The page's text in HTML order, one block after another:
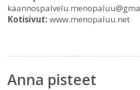
Kotisivut: www.menopaluu.net
Anna pisteet